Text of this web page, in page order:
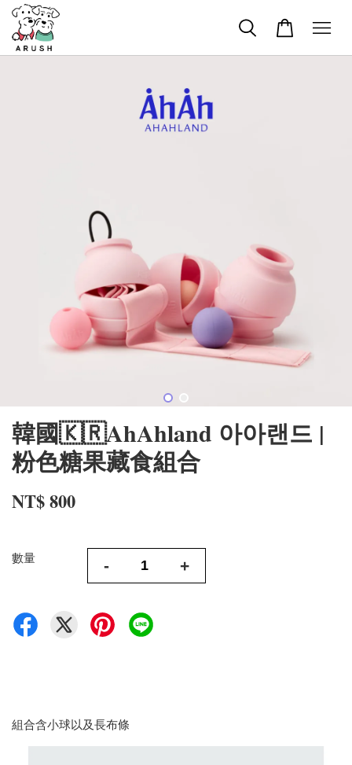
韓國🇰🇷AhAhland 아아랜드 |
粉色糖果藏食組合
NT$ 800
數量 - +
組合含小球以及長布條